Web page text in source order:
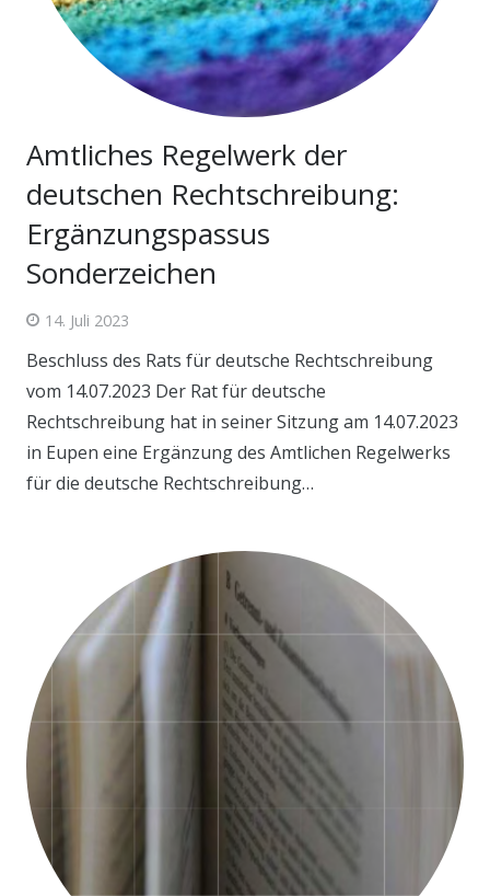
Amtliches Regelwerk der
deutschen Rechtschreibung:
Ergänzungspassus
Sonderzeichen
14. Juli 2023
Beschluss des Rats für deutsche Rechtschreibung
vom 14.07.2023 Der Rat für deutsche
Rechtschreibung hat in seiner Sitzung am 14.07.2023
in Eupen eine Ergänzung des Amtlichen Regelwerks
für die deutsche Rechtschreibung…